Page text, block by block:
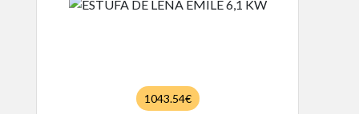
1043.54€